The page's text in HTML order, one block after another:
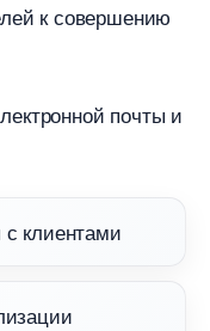
к совершению
почты и
клиентами